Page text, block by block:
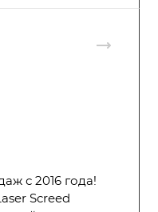
с 2016 года!
Screed